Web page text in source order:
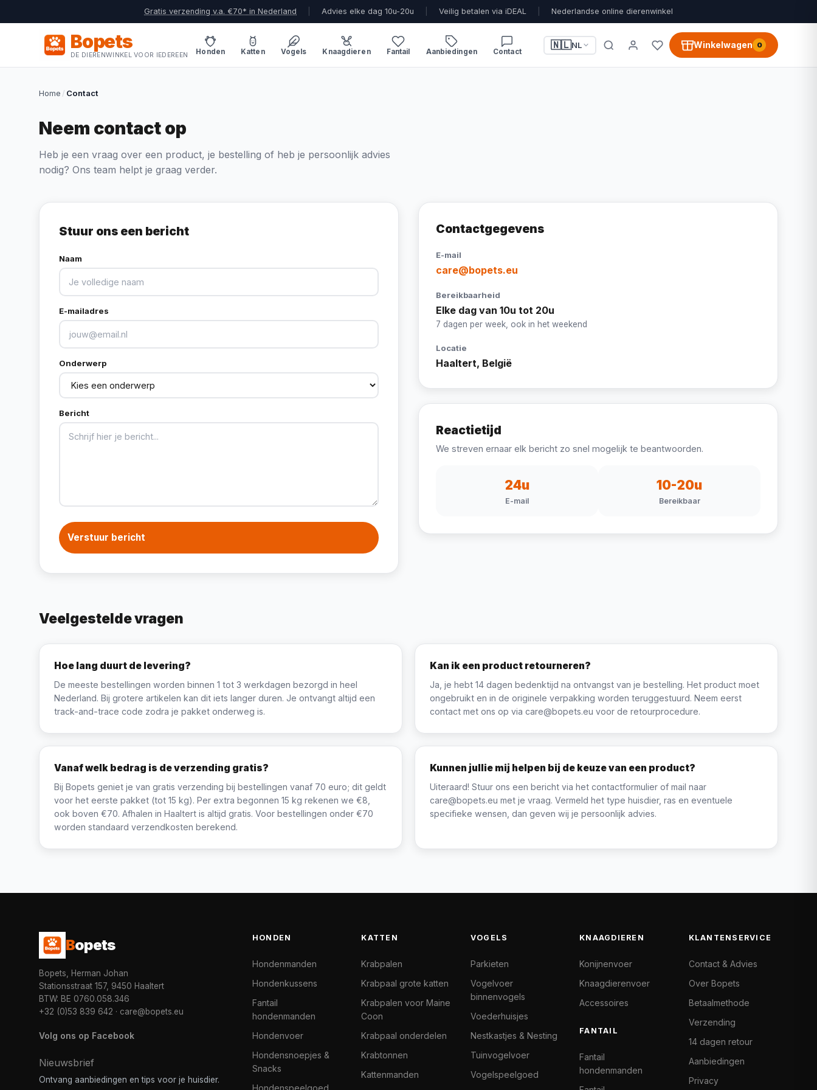
Gratis verzending v.a. €70* in Nederland Advies elke dag 10u-20u Veilig betalen via iDEAL Nederlandse online dierenwinkel
Bopets
DE DIERENWINKEL VOOR IEDEREEN Honden Katten Vogels Knaagdieren Fantail Aanbiedingen Contact
🇳🇱NL Winkelwagen 0
Home / Contact
Neem contact op
Heb je een vraag over een product, je bestelling of heb je persoonlijk advies
nodig? Ons team helpt je graag verder.
Stuur ons een bericht
Naam
E-mailadres
Onderwerp
Bericht
Verstuur bericht
Contactgegevens
E-mail
care@bopets.eu
Bereikbaarheid
Elke dag van 10u tot 20u
7 dagen per week, ook in het weekend
Locatie
Haaltert, België
Reactietijd
We streven ernaar elk bericht zo snel mogelijk te beantwoorden.
24u
E-mail
10-20u
Bereikbaar
Veelgestelde vragen
Hoe lang duurt de levering?
De meeste bestellingen worden binnen 1 tot 3 werkdagen bezorgd in heel
Nederland. Bij grotere artikelen kan dit iets langer duren. Je ontvangt altijd een
track-and-trace code zodra je pakket onderweg is.
Kan ik een product retourneren?
Ja, je hebt 14 dagen bedenktijd na ontvangst van je bestelling. Het product moet
ongebruikt en in de originele verpakking worden teruggestuurd. Neem eerst
contact met ons op via care@bopets.eu voor de retourprocedure.
Vanaf welk bedrag is de verzending gratis?
Bij Bopets geniet je van gratis verzending bij bestellingen vanaf 70 euro; dit geldt
voor het eerste pakket (tot 15 kg). Per extra begonnen 15 kg rekenen we €8,
ook boven €70. Afhalen in Haaltert is altijd gratis. Voor bestellingen onder €70
worden standaard verzendkosten berekend.
Kunnen jullie mij helpen bij de keuze van een product?
Uiteraard! Stuur ons een bericht via het contactformulier of mail naar
care@bopets.eu met je vraag. Vermeld het type huisdier, ras en eventuele
specifieke wensen, dan geven wij je persoonlijk advies.
Bopets
Bopets, Herman Johan
Stationsstraat 157, 9450 Haaltert
BTW: BE 0760.058.346
+32 (0)53 839 642 · care@bopets.eu
Volg ons op Facebook
Nieuwsbrief
Ontvang aanbiedingen en tips voor je huisdier.
HONDEN
Hondenmanden
Hondenkussens
Fantail
hondenmanden
Hondenvoer
Hondensnoepjes &
Snacks
Hondenspeelgoed
KATTEN
Krabpalen
Krabpaal grote katten
Krabpalen voor Maine
Coon
Krabpaal onderdelen
Krabtonnen
Kattenmanden
VOGELS
Parkieten
Vogelvoer
binnenvogels
Voederhuisjes
Nestkastjes & Nesting
Tuinvogelvoer
Vogelspeelgoed
KNAAGDIEREN
Konijnenvoer
Knaagdierenvoer
Accessoires
FANTAIL
Fantail
hondenmanden
KLANTENSERVICE
Contact & Advies
Over Bopets
Betaalmethode
Verzending
14 dagen retour
Aanbiedingen
Privacy